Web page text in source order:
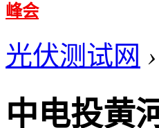
峰会
光伏测试网 ›
中电投黄